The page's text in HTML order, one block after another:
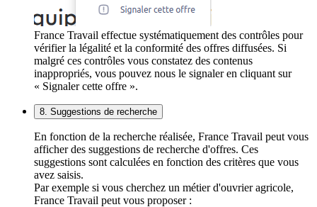
France Travail effectue systématiquement des contrôles pour
vérifier la légalité et la conformité des offres diffusées. Si
malgré ces contrôles vous constatez des contenus
inappropriés, vous pouvez nous le signaler en cliquant sur
« Signaler cette offre ».
8. Suggestions de recherche
En fonction de la recherche réalisée, France Travail peut vous
afficher des suggestions de recherche d'offres. Ces
suggestions sont calculées en fonction des critères que vous
avez saisis.
Par exemple si vous cherchez un métier d'ouvrier agricole,
France Travail peut vous proposer :